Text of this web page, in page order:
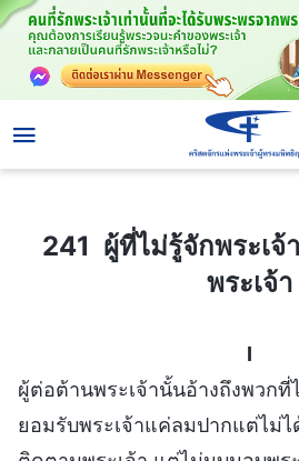
241 ผู้ที่ไม่รู้จักพระเจ้า คือผู้ที่ต่อต้านพระเจ้
241 ผู้ที่ไม่รู้จักพระเ
พระเจ้า
I
ผู้ต่อต้านพระเจ้านั้นอ้างถึงพวกที่
ยอมรับพระเจ้าแค่ลมปากแต่ไม่